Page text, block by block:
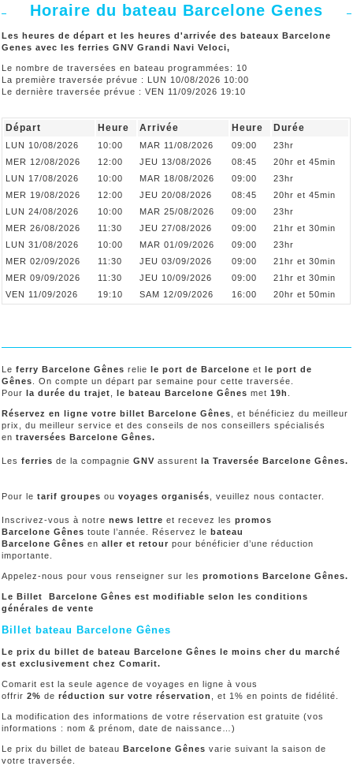
Horaire du bateau Barcelone Genes
Les heures de départ et les heures d'arrivée des bateaux Barcelone
Genes avec les ferries GNV Grandi Navi Veloci,
Le nombre de traversées en bateau programmées: 10
La première traversée prévue : LUN 10/08/2026 10:00
Le dernière traversée prévue : VEN 11/09/2026 19:10
Départ Heure Arrivée Heure Durée
LUN 10/08/2026 10:00 MAR 11/08/2026 09:00
23hr
MER 12/08/2026
12:00 JEU 13/08/2026 08:45
20hr et 45min
LUN 17/08/2026
10:00 MAR 18/08/2026 09:00
23hr
MER 19/08/2026
12:00 JEU 20/08/2026 08:45
20hr et 45min
LUN 24/08/2026
10:00 MAR 25/08/2026 09:00
23hr
MER 26/08/2026
11:30 JEU 27/08/2026 09:00
21hr et 30min
LUN 31/08/2026
10:00 MAR 01/09/2026 09:00
23hr
MER 02/09/2026
11:30 JEU 03/09/2026 09:00
21hr et 30min
MER 09/09/2026
11:30 JEU 10/09/2026 09:00
21hr et 30min
VEN 11/09/2026
19:10 SAM 12/09/2026 16:00 20hr et 50min
Le ferry Barcelone Gênes relie le port de Barcelone et le port de
Gênes . On compte un départ par semaine pour cette traversée.
Pour la durée du trajet le bateau Barcelone Gênes met 19h
Réservez en ligne votre billet Barcelone Gênes , et bénéficiez du meilleur
prix, du meilleur service et des conseils de nos conseillers spécialisés
en traversées Barcelone Gênes.
Les ferries de la compagnie GNV assurent la Traversée Barcelone Gênes.
Pour le tarif groupes ou voyages organisés , veuillez nous contacter.
Inscrivez-vous à notre news lettre et recevez les promos
Barcelone Gênes toute l’année. Réservez le bateau
Barcelone Gênes en aller et retour pour bénéficier d’une réduction
importante.
Appelez-nous pour vous renseigner sur les promotions Barcelone Gênes.
Le Billet Barcelone Gênes est modifiable selon les conditions
générales de vente
Billet bateau Barcelone Gênes
Le prix du billet de bateau Barcelone Gênes le moins cher du marché
est exclusivement chez Comarit.
Comarit est la seule agence de voyages en ligne à vous
offrir 2% de réduction sur votre réservation , et 1% en points de fidélité.
La modification des informations de votre réservation est gratuite (vos
informations : nom & prénom, date de naissance…)
Le prix du billet de bateau Barcelone Gênes varie suivant la saison de
votre traversée.